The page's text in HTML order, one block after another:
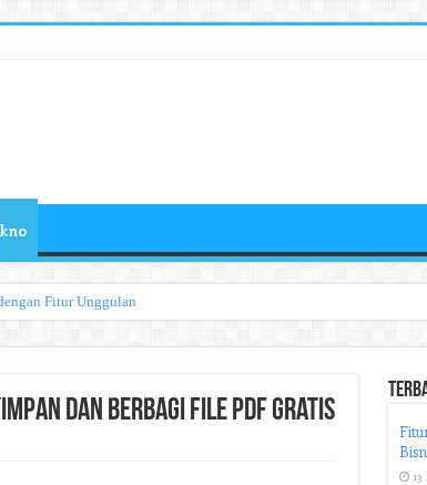
Fitur Unggulan
dan Berbagi File PDF Gratis